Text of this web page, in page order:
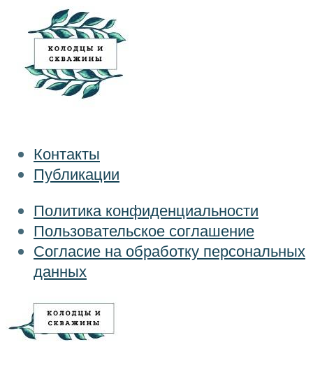
Контакты
Публикации
Политика конфиденциальности
Пользовательское соглашение
Согласие на обработку персональных
данных